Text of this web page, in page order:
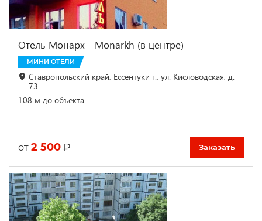
Отель Монарх - Monarkh (в центре)
МИНИ ОТЕЛИ
Ставропольский край, Ессентуки г., ул. Кисловодская, д.
73
108 м до объекта
от 2 500 ₽ Заказать